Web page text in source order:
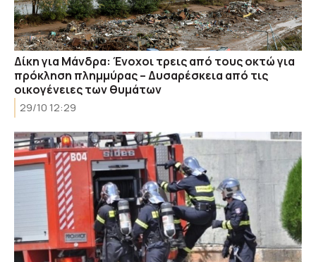
Δίκη για Μάνδρα: Ένοχοι τρεις από τους οκτώ για
πρόκληση πλημμύρας – Δυσαρέσκεια από τις
οικογένειες των θυμάτων
29/10 12:29